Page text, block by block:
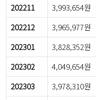
202211 3,993,654원
202212
3,965,977원
202301
3,828,352원
202302
4,049,654원
202303
3,978,310원